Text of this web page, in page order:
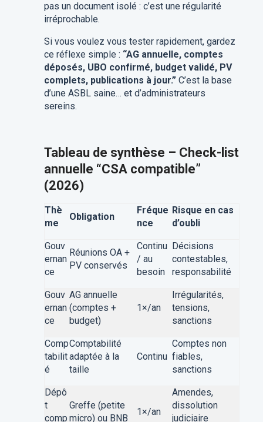
pas un document isolé : c’est une régularité
irréprochable.
Si vous voulez vous tester rapidement, gardez
ce réflexe simple : “AG annuelle, comptes
déposés, UBO confirmé, budget validé, PV
complets, publications à jour.”C’est la base
d’une ASBL saine… et d’administrateurs
sereins.
Tableau de synthèse – Check-list
annuelle “CSA compatible”
(2026)
Thè
me
Obligation
Fréque
nce
Risque en cas
d’oubli
Gouv
ernan
ce
Réunions OA +
PV conservés
Continu
/ au
besoin
Décisions
contestables,
responsabilité
Gouv
ernan
ce
AG annuelle
(comptes +
budget)
1×/an
Irrégularités,
tensions,
sanctions
Comp
tabilit
é
Comptabilité
adaptée à la
taille
Continu
Comptes non
fiables,
sanctions
Dépô
t
comp
Greffe (petite
micro) ou BNB
1×/an
Amendes,
dissolution
judiciaire